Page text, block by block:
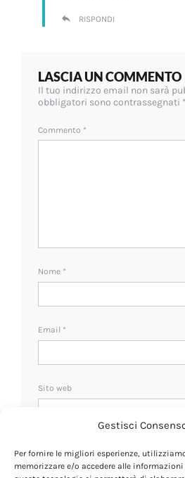
Gestisci
Per fornire le migliori esperienze,
memorizzare e/o accedere alle
RISPONDI
LASCIA UN COMMENTO
Il tuo indirizzo email non sarà
obbligatori sono contrassegnati *
Commento *
Nome *
Email *
Sito web